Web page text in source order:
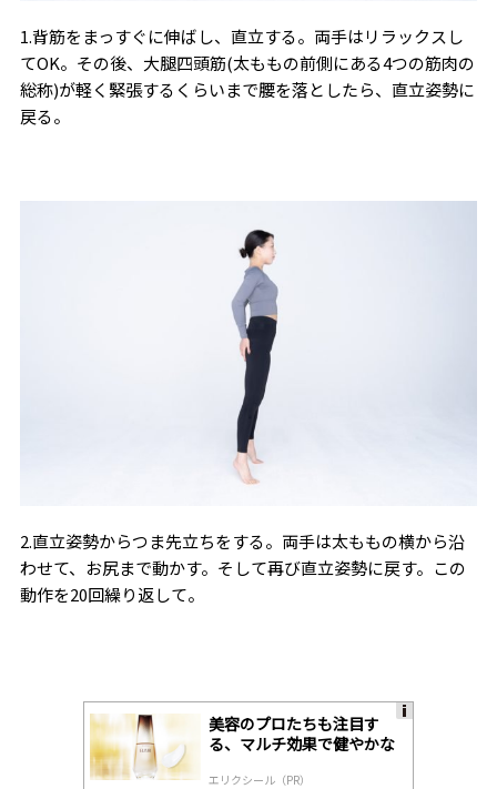
1.背筋をまっすぐに伸ばし、直立する。両手はリラックスし
てOK。その後、大腿四頭筋(太ももの前側にある4つの筋肉の
総称)が軽く緊張するくらいまで腰を落としたら、直立姿勢に
戻る。
2.直立姿勢からつま先立ちをする。両手は太ももの横から沿
わせて、お尻まで動かす。そして再び直立姿勢に戻す。この
動作を20回繰り返して。
美容のプロたちも注目す
る、マルチ効果で健やかな
エリクシール（PR）